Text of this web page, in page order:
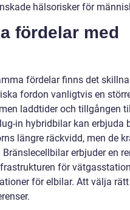
hälsorisker för
fördelar med
fördelar finns det
fordon vanligtvis en
laddtider och tillgången
in hybridbilar kan erbjuda
längre räckvidd, men de
erbjuder en
för
för elbilar. Att välja